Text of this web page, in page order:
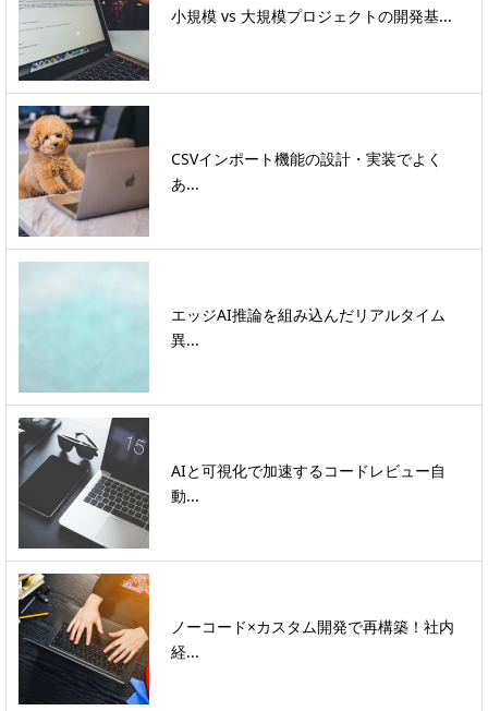
小規模 vs 大規模プロジェクトの開発基...
CSVインポート機能の設計・実装でよく
あ...
エッジAI推論を組み込んだリアルタイム
異...
AIと可視化で加速するコードレビュー自
動...
ノーコード×カスタム開発で再構築！社内
経...